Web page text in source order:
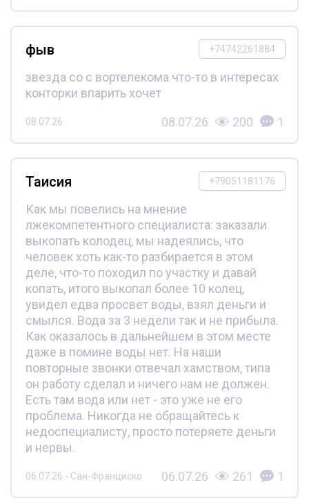
+74742261884
фыв
звезда со с вортелекома что-то в интересах
конторки впарить хочет
08.07.26 08.07.26 200 1
+79051181176
Таисия
Как мы повелись на мнение
лжекомпетентного специалиста: заказали
выкопать колодец, мы надеялись, что
человек хоть как-то разбирается в этом
деле, что-то походил по участку и давай
копать, итого выкопал более 10 колец,
увидел едва просвет воды, взял деньги и
смылся. Вода за 3 недели так и не прибыла.
Как оказалось в дальнейшем в этом месте
даже в помине воды нет. На наши
повторные звонки отвечал хамством, типа
он работу сделал и ничего нам не должен.
Есть там вода или нет - это уже не его
проблема. Никогда не обращайтесь к
недоспециалисту, просто потеряете деньги
и нервы.
06.07.26 - Сан-Франциско 06.07.26 261 1